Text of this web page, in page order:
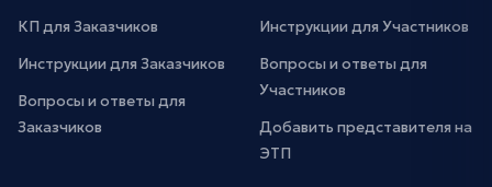
КП для Заказчиков
Инструкции для Заказчиков
Вопросы и ответы для
Заказчиков
Инструкции для Участников
Вопросы и ответы для
Участников
Добавить представителя на
ЭТП